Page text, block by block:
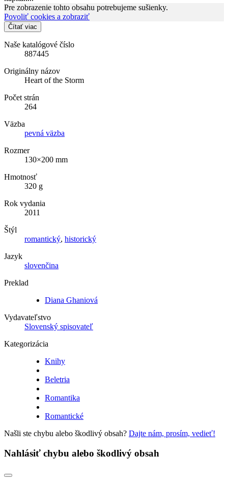
Pre zobrazenie tohto obsahu potrebujeme sušienky.
Povoliť cookies a zobraziť
Čítať viac
Naše katalógové číslo
887445
Originálny názov
Heart of the Storm
Počet strán
264
Väzba
pevná väzba
Rozmer
130×200 mm
Hmotnosť
320 g
Rok vydania
2011
Štýl
romantický, historický
Jazyk
slovenčina
Preklad
Diana Ghaniová
Vydavateľstvo
Slovenský spisovateľ
Kategorizácia
Knihy
Beletria
Romantika
Romantické
Našli ste chybu alebo škodlivý obsah? Dajte nám, prosím, vedieť!
Nahlásiť chybu alebo škodlivý obsah